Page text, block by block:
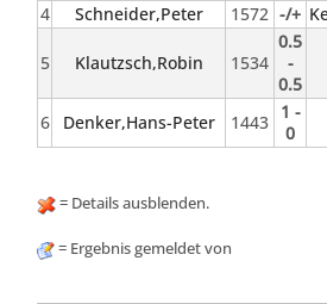
4
Schneider,Peter 1572 -/+
5 Klautzsch,Robin 1534
0.5
-
0.5
6 Denker,Hans-Peter 1443 1 -
0
= Details ausblenden.
= Ergebnis gemeldet von